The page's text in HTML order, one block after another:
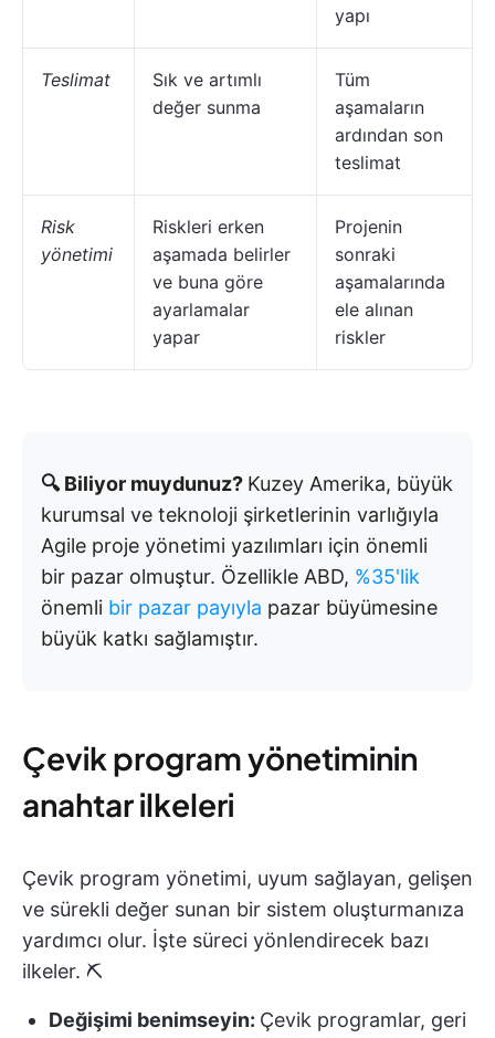
yapı
Teslimat
Sık ve artımlı
değer sunma
Tüm
aşamaların
ardından son
teslimat
Risk
yönetimi
Riskleri erken
aşamada belirler
ve buna göre
ayarlamalar
yapar
Projenin
sonraki
aşamalarında
ele alınan
riskler
🔍 Biliyor muydunuz? Kuzey Amerika, büyük
kurumsal ve teknoloji şirketlerinin varlığıyla
Agile proje yönetimi yazılımları için önemli
bir pazar olmuştur. Özellikle ABD, %35'lik
önemli bir pazar payıyla pazar büyümesine
büyük katkı sağlamıştır.
Çevik program yönetiminin
anahtar ilkeleri
Çevik program yönetimi, uyum sağlayan, gelişen
ve sürekli değer sunan bir sistem oluşturmanıza
yardımcı olur. İşte süreci yönlendirecek bazı
ilkeler. ⛏️
Değişimi benimseyin: Çevik programlar, geri